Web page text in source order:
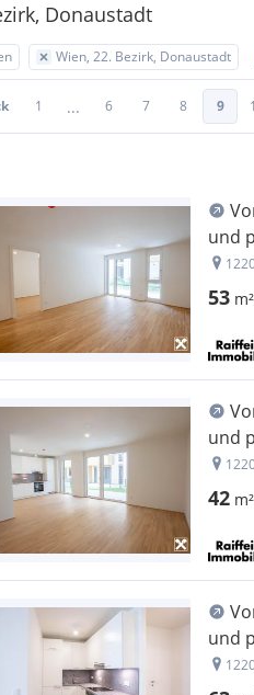
Donaustadt
Wien, 22. Bezirk, Donaustadt
1 ... 6 7 8 9
und
53 m²
und
42 m²
und